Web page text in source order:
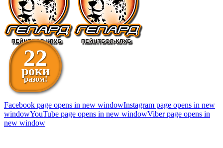
22
роки
разом!
Facebook page opens in new windowInstagram page opens in new
windowYouTube page opens in new windowViber page opens in
new window